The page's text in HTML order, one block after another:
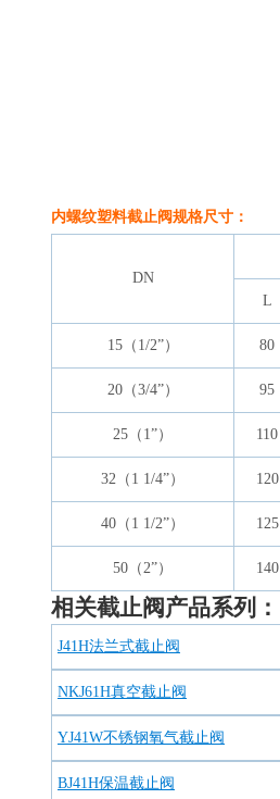
内螺纹塑料截止阀规格尺寸：
DN
L
15（1/2”） 80
20（3/4”） 95
25（1”） 110
32（1 1/4”） 120
40（1 1/2”） 125
50（2”） 140
相关截止阀产品系列：
J41H法兰式截止阀
NKJ61H真空截止阀
YJ41W不锈钢氧气截止阀
BJ41H保温截止阀